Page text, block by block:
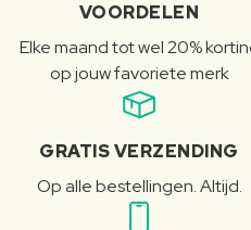
VOORDELEN
Elke maand tot wel 20%
op jouw favoriete merk
GRATIS VERZENDING
Op alle bestellingen. Altijd.